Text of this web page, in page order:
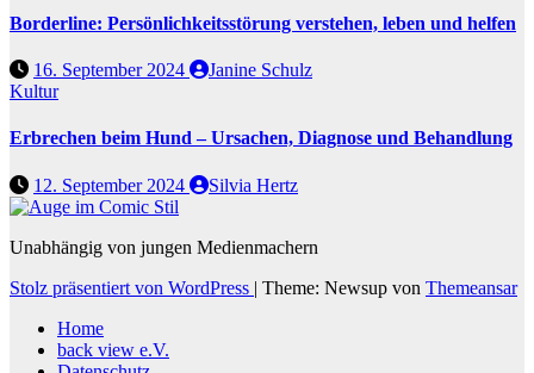
Borderline: Persönlichkeitsstörung verstehen, leben und helfen
16. September 2024
Janine Schulz
Kultur
Erbrechen beim Hund – Ursachen, Diagnose und Behandlung
12. September 2024 Silvia Hertz
Unabhängig von jungen Medienmachern
Stolz präsentiert von WordPress | Theme: Newsup von Themeansar
Home
back view e.V.